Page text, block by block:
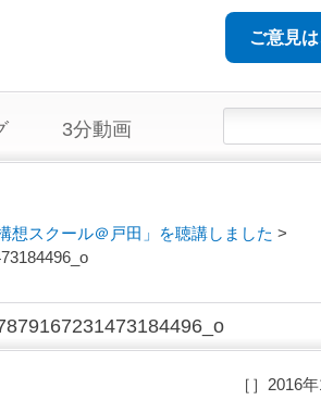
ご意見
3分動画
想スクール＠戸田」を聴講しました >
［］2016